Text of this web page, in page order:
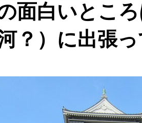
面白いとこ
？）に出張